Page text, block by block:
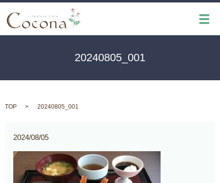
メ
20240805_001
TOP 20240805_001
2024/08/05